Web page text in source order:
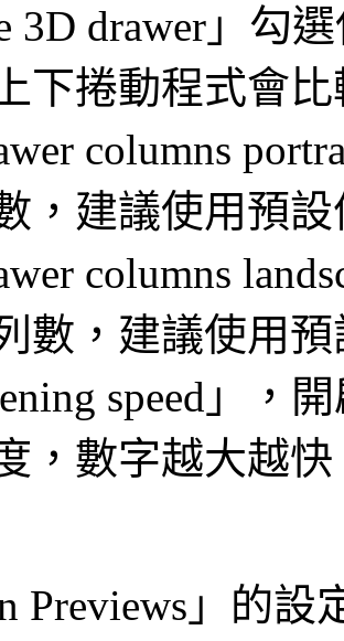
3D drawer」勾
下捲動程式會
columns
，建議使用預
columns
數，建議使用
speed」，
，數字越大越快
Previews」的